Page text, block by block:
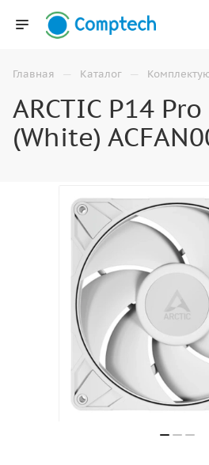
Главная — Каталог —
ARCTIC P14 Pro
(White)